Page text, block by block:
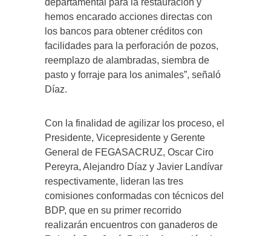
departamental para la restauración y
hemos encarado acciones directas con
los bancos para obtener créditos con
facilidades para la perforación de pozos,
reemplazo de alambradas, siembra de
pasto y forraje para los animales”, señaló
Díaz.
Con la finalidad de agilizar los proceso, el
Presidente, Vicepresidente y Gerente
General de FEGASACRUZ, Oscar Ciro
Pereyra, Alejandro Díaz y Javier Landívar
respectivamente, lideran las tres
comisiones conformadas con técnicos del
BDP, que en su primer recorrido
realizarán encuentros con ganaderos de